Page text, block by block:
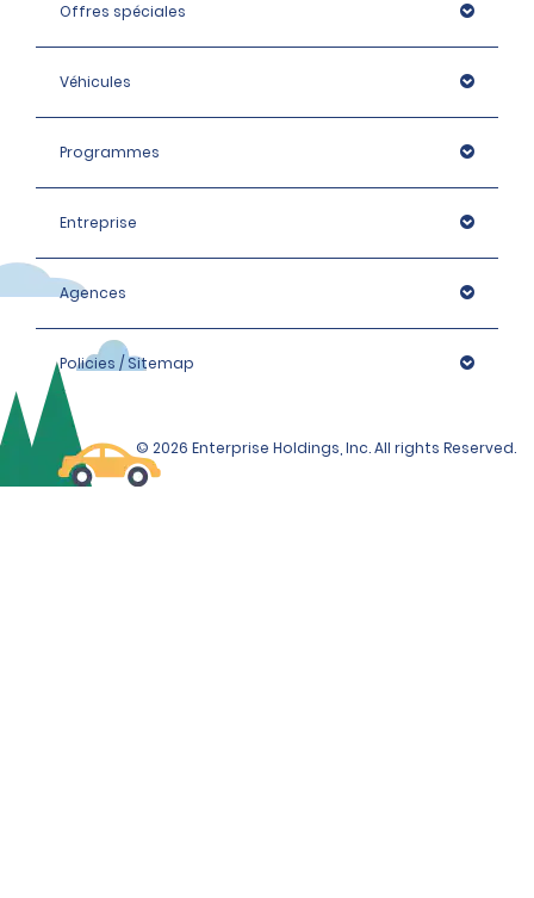
Élite Intermédiaire, Premium et Monospace : 1 400 EUR
Élite Premium, Luxe et Élite Luxe, Monospace : 1 600 EUR
Offres spéciales
Véhicules
Programmes
Entreprise
Agences
Policies / Sitemap
© 2026 Enterprise Holdings, Inc. All rights Reserved.